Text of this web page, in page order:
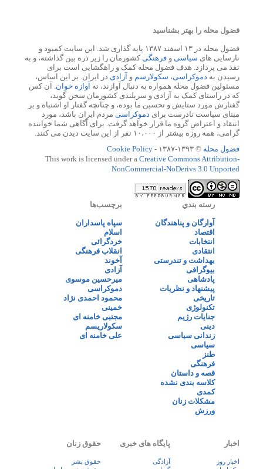
فضول محله را بهتر بشناسید
فضول محله در ۱۳ اسفند ۱۳۸۷ پایه گذاری شد. این سایت کمبود و
نارسایی های سیاسی و فرهنگی کشورمان را زیر ذره بین گذاشته، و به
نقد می پردازد. هدف فضول محله کمک و راهگشایی است برای
رسیدن به دموکراسی، سکولارسم و آزادی در ایران. بر این اساس،
مسئولین فضول محله همواره به دنبال آوازند، نه آوازه خوان . آن کس
که در راستای کمک به آزادی و سربلندی کشورمان سخن گوید،
گفتارش مورد ستایش و تحسین ما بوده، و چنانچه گفتار او اشتباه و بر
مبنای سیاست نادرست برای دموکراسی مردم ایران باشد، مورد
انتقاد و اعتراض گروه ما قرار خواهد گرفت. برای آگاهی شما خواننده
گرامی، همه روزه بیشتر از ۱۰،۰۰۰ نفر از این سایت دیدن می کنند.
فضول محله © ۱۳۹۳-۱۳۸۷ -
Cookie Policy
This work is licensed under a Creative Commons Attribution-
NonCommercial-NoDerivs 3.0 Unported
رسته بندي
آوارگان و پناهندگان
اقتصاد
انتخابات
انتقادی
بهداشت و تندرستی
بیوگرافی
پادشاهی
پیشنهاد و نظریات
تاریخی
تکنولوژی
جنایات رژیم
دینی
زندانی سیاسی
سیاسی
طنز
فرهنگی
قصه و داستان
کلاسه بندی نشده
کمدی
مشکلات زنان
ورزش
برچسب‌ها
سپاه پاسداران
اسلام
خردگرائی
انقلاب فرهنگی
آخوند
آزادی
میرحسین موسوی
دموکراسی
محمود احمدی نژاد
خمینی
مجتبی خامنه ای
سکولاریسم
علی خامنه ای
اخبار
اخبار روز
پایگاه های خبری
آزادگی
حقوق زنان
حقوق بشر